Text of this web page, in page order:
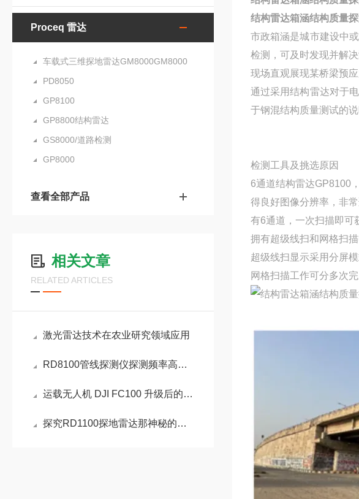
Proceq 雷达
车载式三维探地雷达GM8000GM8000
PD8050
GP8100
GP8800结构雷达
GS8000/道路检测
GP8000
查看全部产品
相关文章
RELATED ARTICLES
激光雷达技术在农业研究领域应用
RD8100管线探测仪探测频率高低分别代表什么
运载无人机 DJI FC100 升级后的亮点主要
探究RD1100探地雷达那神秘的探测原理
结构雷达箱涵结构质量
市政箱涵是城市建设中
检测，可及时发现并解
现场直观展现某桥梁预
通过采用结构雷达对于
于钢混结构质量测试的说
检测工具及挑选原因
6通道结构雷达GP8100
得良好图像分辨率，非
有6通道，一次扫描即可
拥有超级线扫和网格扫
超级线扫显示采用分屏
网格扫描工作可分多次完